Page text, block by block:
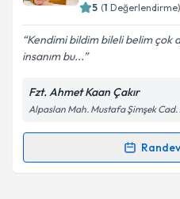
Kişisel verilerimin
Metni'ni okudum ve
kapsamda
5 (1 Değerlendirme)
Kendimi bildim bileli belim çok
insanım bu...
Fzt. Ahmet Kaan Çakır
Alpaslan Mah. Mustafa Şimşek Cad.
Randevu Takvimi